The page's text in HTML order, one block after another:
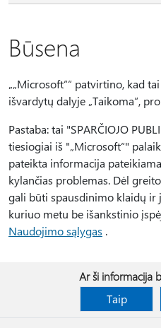
Būsena
„„Microsoft““ patvirtino, kad
išvardytų dalyje „Taikoma“,
Pastaba: tai "SPARČIOJO
tiesiogiai iš "„Microsoft“"
pateikta informacija
kylančias problemas. Dėl
gali būti spausdinimo klaidų ir
kuriuo metu be išankstinio
Naudojimo sąlygas .
Ar ši informacija
Taip